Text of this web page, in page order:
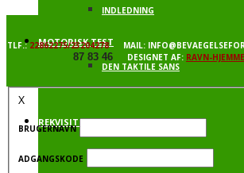
MOTORISK TEST
REKVISITTER
INDLEDNING
DEN TAKTILE SANS
TLF.:22862275/23204278MAIL:
87 83 46 DESIGNET AF: RAVN-
X
BRUGERNAVN
ADGANGSKODE